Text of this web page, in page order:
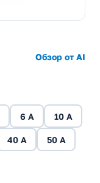
Обзор от AI
6 A 10 A
40 A 50 A